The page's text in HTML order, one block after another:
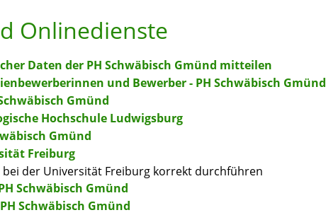
Onlinedienste
Daten der PH Schwäbisch Gmünd mitteilen
und Bewerber - PH Schwäbisch Gmünd
Gmünd
Hochschule Ludwigsburg
Gmünd
Freiburg
der Universität Freiburg korrekt durchführen
Schwäbisch Gmünd
Schwäbisch Gmünd